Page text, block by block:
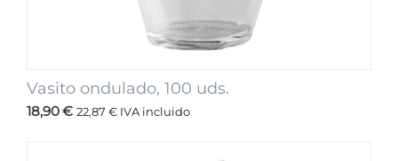
Vasito ondulado, 100 uds.
18,90€ 22,87 € IVA incluido